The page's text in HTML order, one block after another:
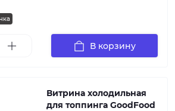
В корзину
Витрина холодильная
для топпинга GoodFood